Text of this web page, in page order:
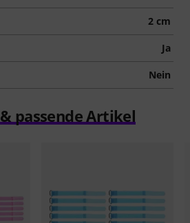
2 cm
Ja
Nein
passende Artikel